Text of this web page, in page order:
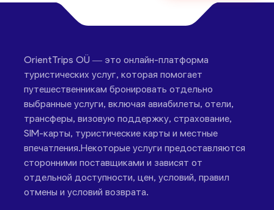
OrientTrips OÜ — это онлайн-платформа
туристических услуг, которая помогает
путешественникам бронировать отдельно
выбранные услуги, включая авиабилеты, отели,
трансферы, визовую поддержку, страхование,
SIM-карты, туристические карты и местные
впечатления.Некоторые услуги предоставляются
сторонними поставщиками и зависят от
отдельной доступности, цен, условий, правил
отмены и условий возврата.